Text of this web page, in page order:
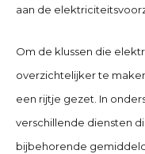
aan de
Om de klussen die
overzichtelijker te
een rijtje gezet. In
verschillende diensten
bijbehorende